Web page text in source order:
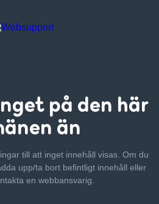
på den här
än
till att inget innehåll visas. Om du
upp/ta bort befintligt innehåll eller
en webbansvarig.